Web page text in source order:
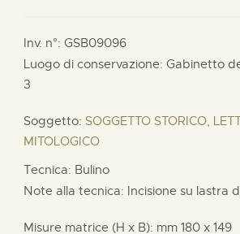
Inv. n°: GSB09096
Luogo di conservazione: Gabinetto
3
Soggetto: SOGGETTO STORICO,
MITOLOGICO
Tecnica: Bulino
Note alla tecnica: Incisione su lastra
Misure matrice (H x B): mm 180 x 149